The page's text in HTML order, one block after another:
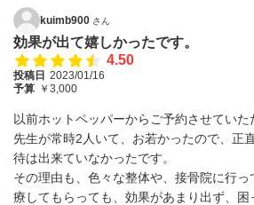
kuimb900 さん
効果が出て嬉しかったです。
4.50
投稿日 2023/01/16
予算 ￥3,000
以前ホットペッパーからご予約させていた
先生が常時2人いて、お若かったので、正
待は出来ていなかったです。
その理由も、色々な整体や、接骨院に行
療してもらっても、効果があまり出ず、